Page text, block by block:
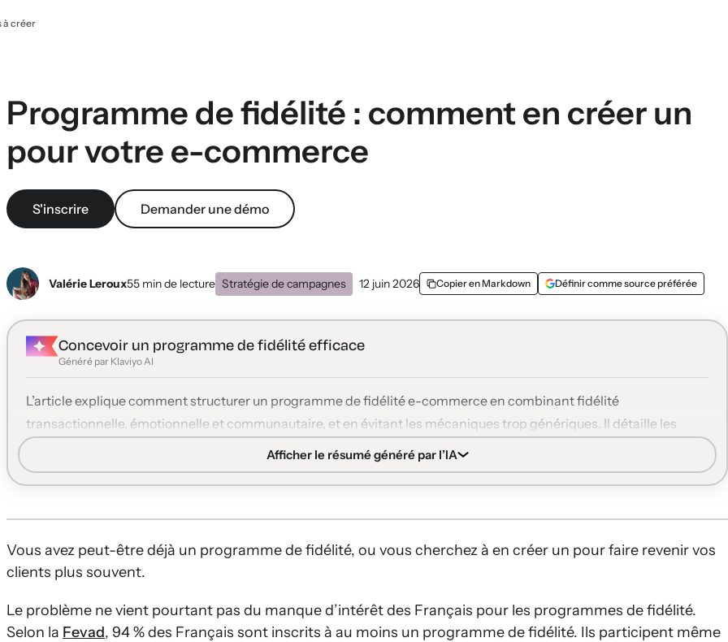
à créer
Programme de fidélité : comment en créer un
pour votre e-commerce
S'inscrire Demander une démo
Valérie Leroux55 min de lecture Stratégie de campagnes 12 juin 2026 Copier en Markdown Définir comme source préférée
Concevoir un programme de fidélité efficace
Généré par Klaviyo AI
L’article explique comment structurer un programme de fidélité e-commerce en combinant fidélité
transactionnelle, émotionnelle et communautaire, et en évitant les mécaniques trop génériques. Il détaille les
principaux modèles (points, niveaux VIP, cashback, abonnement), leurs forces, leurs limites et le rôle clé du CRM
et des automatisations e-mail/SMS avec Klaviyo.
d’achat), émotionnelle (reconnaissance, exclusivité) et communautaire (statuts, parrainage, appartenance).
Causes d’échec fréquentes:
Afficher le résumé généré par l’IA
Vous avez peut-être déjà un programme de fidélité, ou vous cherchez à en créer un pour faire revenir vos
clients plus souvent.
Le problème ne vient pourtant pas du manque d’intérêt des Français pour les programmes de fidélité.
Selon la Fevad, 94 % des Français sont inscrits à au moins un programme de fidélité. Ils participent même